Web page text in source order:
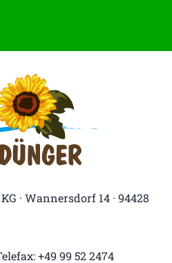
· Wannersdorf 14 · 94428
+49 99 52 2474